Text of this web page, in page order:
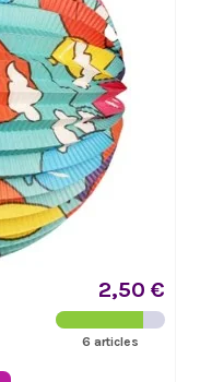
2,50 €
6 articles